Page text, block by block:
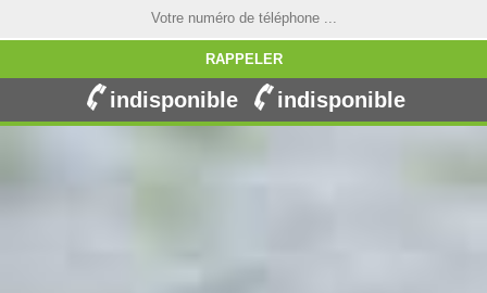
indisponible indisponible